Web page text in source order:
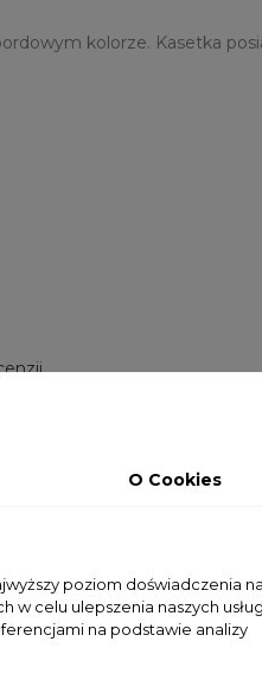
kolorze. Kasetka
O Cookies
poziom doświadczenia na
celu ulepszenia naszych usług,
na podstawie analizy